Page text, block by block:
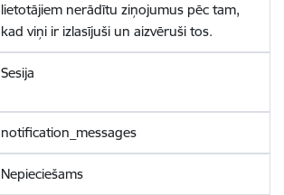
lietotājiem nerādītu ziņojumus pēc tam,
kad viņi ir izlasījuši un aizvēruši tos.
Sesija
notification_messages
Nepieciešams